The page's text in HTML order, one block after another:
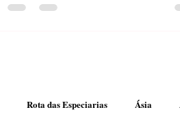
Rota das Especiarias Ásia